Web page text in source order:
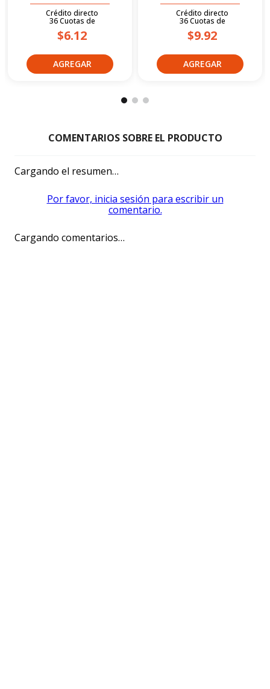
Crédito directo
36Cuotas de
$6.12
Crédito directo
36Cuotas de
$9.92
Cargando el resumen…
Por favor, inicia sesión para escribir un
comentario.
Cargando comentarios…